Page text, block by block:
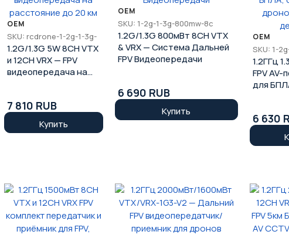
OEM
SKU: rcdrone-1-2g-1-3g-
1.2G/1.3G 5W 8CH VTX
и 12CH VRX — FPV
видеопередача на
7 810 RUB
Купить
OEM
SKU: 1-2g-1-3g-800mw-8c
1.2G/1.3G 800мВт 8CH VTX
& VRX — Система Дальней
FPV Видеопередачи
6 690 RUB
Купить
OEM
SKU: 1-
1.2ГГц
FPV AV-
для
6 630